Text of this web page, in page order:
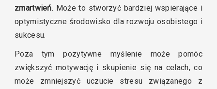
zmartwień. Może to stworzyć bardziej wspierające i
optymistyczne środowisko dla rozwoju osobistego i
sukcesu.
Poza tym pozytywne myślenie może pomóc
zwiększyć motywację i skupienie się na celach, co
może zmniejszyć uczucie stresu związanego z